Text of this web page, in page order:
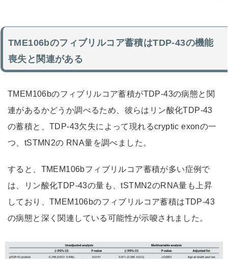
TME106bのフィブリルコア蓄積はTDP-43の機能
喪失と関連がある
TMEM106bのフィブリルコア蓄積がTDP-43の病態と関
連があるかどうか調べるため、彼らはリン酸化TDP-43
の蓄積と、TDP-43欠失によって現れるcryptic exonの一
つ、tSTMN2の RNA量を調べました。
すると、TMEM106bフィブリルコア蓄積が多い症例で
は、リン酸化TDP-43の量も、tSTMN2のRNA量も上昇
しており、TMEM106bのフィブリルコア蓄積はTDP-43
の病態と深く関連している可能性が示唆されました。